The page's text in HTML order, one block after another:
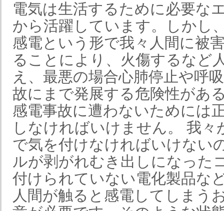
電気は生活するために必要な
から活躍しています。しかし
感電という形で我々人間に被
ることにより、火傷するなど
え、最悪の場合心肺停止や呼
故にまで発展する危険性があ
感電事故に遭わないためには
しなければいけません。 我々
で気を付けなければいけない
ルが剥がれむき出しになった
付けられていない電化製品な
人間が触ると感電してしまう